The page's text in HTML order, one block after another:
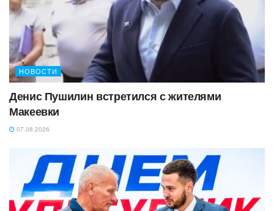
НОВОСТИ
Денис Пушилин встретился с жителями
Макеевки
07.08.2026